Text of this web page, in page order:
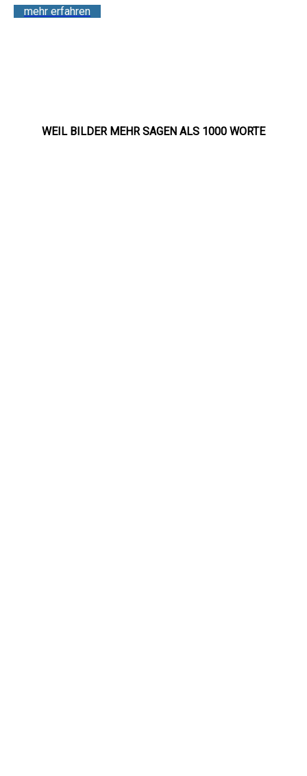
mehr erfahren
WEIL BILDER MEHR SAGEN ALS 1000 WORTE